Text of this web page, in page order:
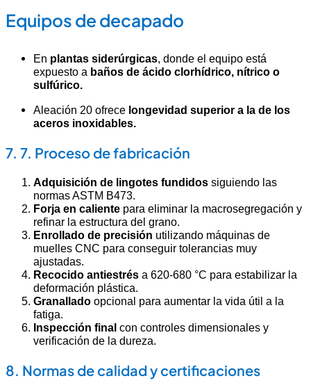
Equipos de decapado
En plantas siderúrgicas, donde el equipo está
expuesto a baños de ácido clorhídrico, nítrico o
sulfúrico.
Aleación 20 ofrece longevidad superior a la de los
aceros inoxidables.
7. 7. Proceso de fabricación
Adquisición de lingotes fundidos siguiendo las
normas ASTM B473.
Forja en caliente para eliminar la macrosegregación y
refinar la estructura del grano.
Enrollado de precisión utilizando máquinas de
muelles CNC para conseguir tolerancias muy
ajustadas.
Recocido antiestrés a 620-680 °C para estabilizar la
deformación plástica.
Granallado opcional para aumentar la vida útil a la
fatiga.
Inspección final con controles dimensionales y
verificación de la dureza.
8. Normas de calidad y certificaciones